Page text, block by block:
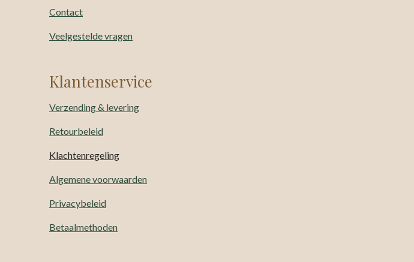
Contact
Veelgestelde vragen
Klantenservice
Verzending & levering
Retourbeleid
Klachtenregeling
Algemene voorwaarden
Privacybeleid
Betaalmethoden